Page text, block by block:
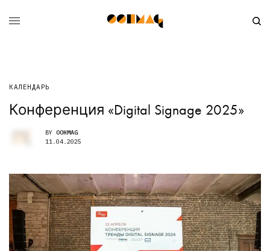
КАЛЕНДАРЬ
Конференция «Digital Signage 2025»
BY OOHMAG
11.04.2025